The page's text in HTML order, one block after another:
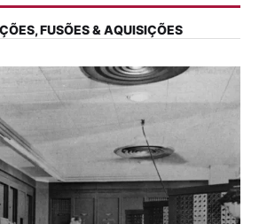
FUSÕES & AQUISIÇÕES